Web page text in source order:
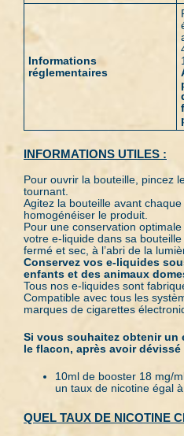
Informations
réglementaires
INFORMATIONS UTILES :
Pour ouvrir la bouteille, pincez
tournant.
Agitez la bouteille avant
homogénéiser le produit.
Pour une conservation
votre e-liquide dans sa
fermé et sec, à l’abri de la
Conservez vos e-liquides
enfants et des animaux
Tous nos e-liquides sont
Compatible avec tous les
marques de cigarettes
Si vous souhaitez obtenir un
le flacon, après avoir dévissé
10ml de booster 18 mg/
un taux de nicotine égal
QUEL TAUX DE NICOTINE